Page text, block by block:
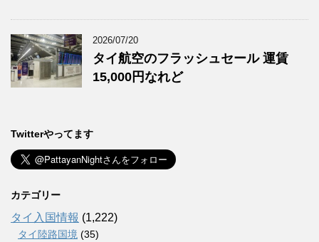
2026/07/20
タイ航空のフラッシュセール 運賃
15,000円なれど
Twitterやってます
カテゴリー
タイ入国情報 (1,222)
タイ陸路国境 (35)